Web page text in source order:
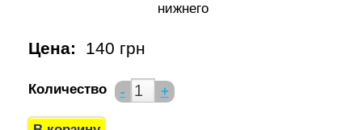
нижнего
Цена: 140 грн
Количество - +